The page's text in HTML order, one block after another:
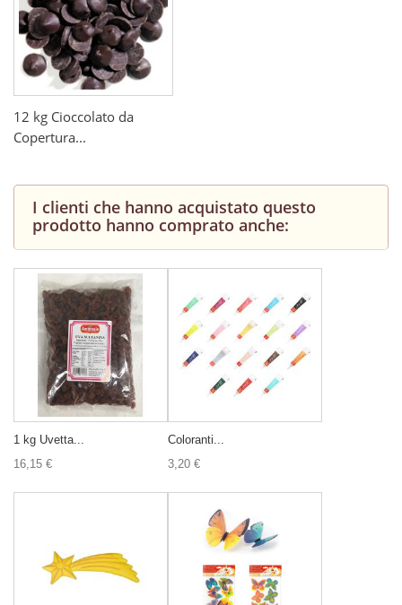
12 kg Cioccolato da
Copertura...
I clienti che hanno acquistato questo
prodotto hanno comprato anche:
1 kg Uvetta...
16,15 €
Coloranti...
3,20 €